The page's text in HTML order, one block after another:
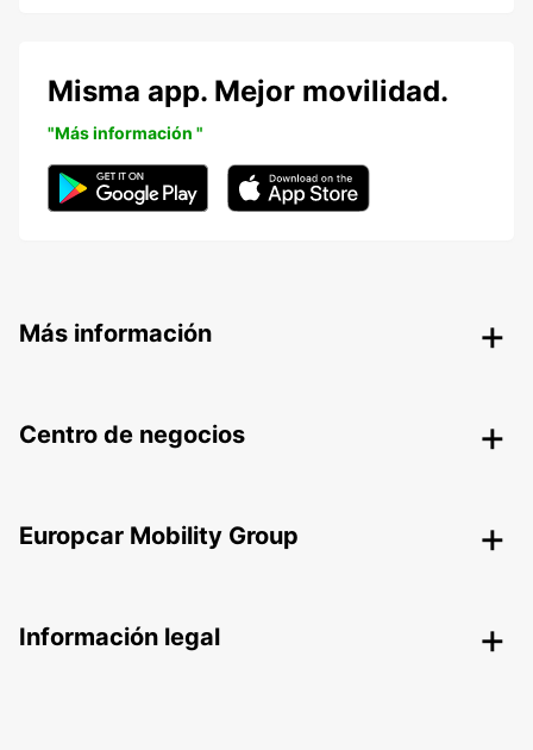
Misma app. Mejor movilidad.
"Más información "
Más información
Centro de negocios
Europcar Mobility Group
Información legal